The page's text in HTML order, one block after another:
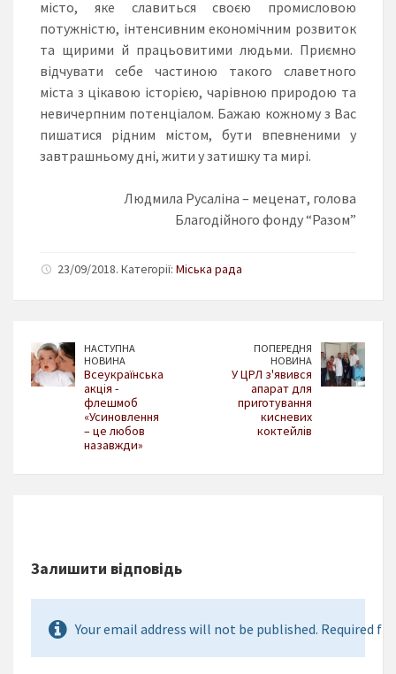
місто, яке славиться своєю промисловою
потужністю, інтенсивним економічним розвиток
та щирими й працьовитими людьми. Приємно
відчувати себе частиною такого славетного
міста з цікавою історією, чарівною природою та
невичерпним потенціалом. Бажаю кожному з Вас
пишатися рідним містом, бути впевненими у
завтрашньому дні, жити у затишку та мирі.
Людмила Русаліна – меценат, голова
Благодійного фонду “Разом”
23/09/2018. Категорії: Міська рада
НАСТУПНА
НОВИНА
Всеукраїнська
акція -
флешмоб
«Усиновлення
– це любов
назавжди»
ПОПЕРЕДНЯ
НОВИНА
У ЦРЛ з'явився
апарат для
приготування
кисневих
коктейлів
Залишити відповідь
Your email address will not be published. Required